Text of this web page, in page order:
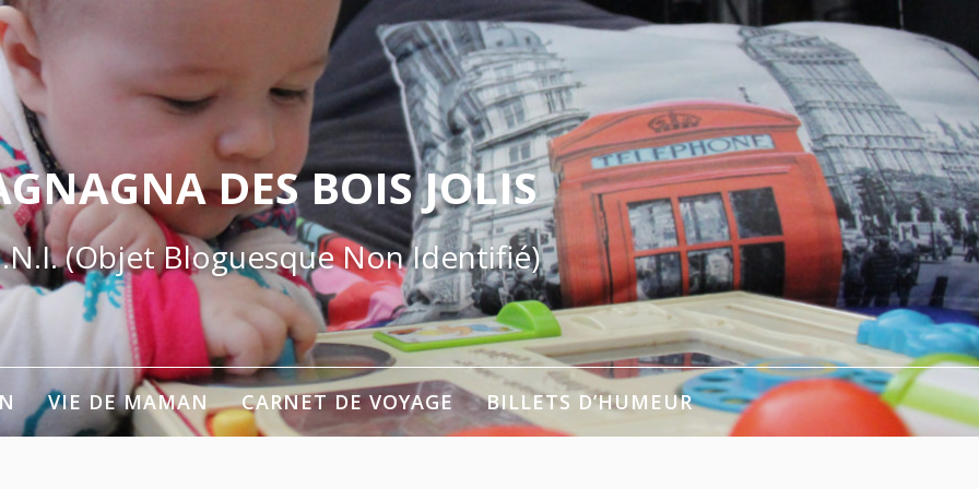
DES BOIS JOLIS
(Objet Bloguesque Non Identifié)
VIE DE MAMAN CARNET DE VOYAGE BILLETS D’HUMEUR